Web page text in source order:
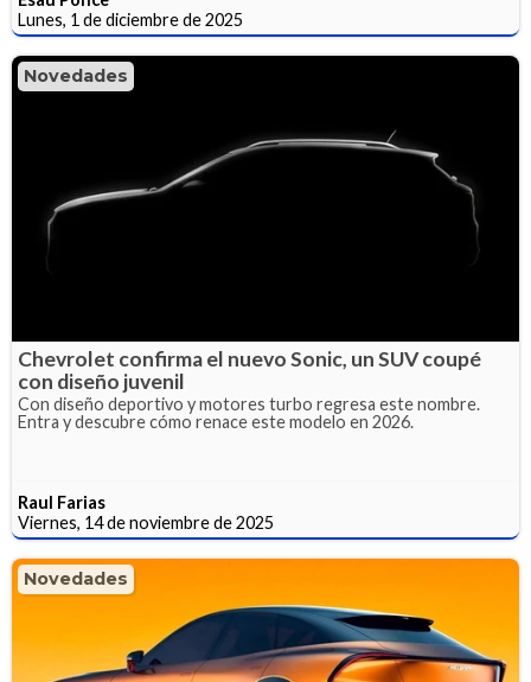
Lunes, 1 de diciembre de 2025
Novedades
Chevrolet confirma el nuevo Sonic, un SUV coupé
con diseño juvenil
Con diseño deportivo y motores turbo regresa este nombre.
Entra y descubre cómo renace este modelo en 2026.
Raul Farias
Viernes, 14 de noviembre de 2025
Novedades